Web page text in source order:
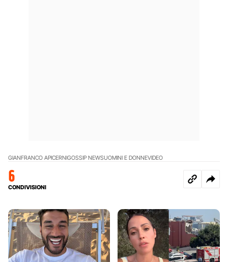
GIANFRANCO APICERNIGOSSIP NEWSUOMINI E DONNEVIDEO
6
CONDIVISIONI